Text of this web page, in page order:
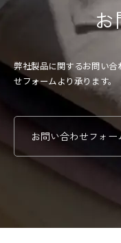
お
弊社製品に関するお問い
せフォームより承ります。
お問い合わせフォー